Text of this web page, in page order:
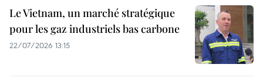
Le Vietnam, un marché stratégique
pour les gaz industriels bas carbone
22/07/2026 13:15